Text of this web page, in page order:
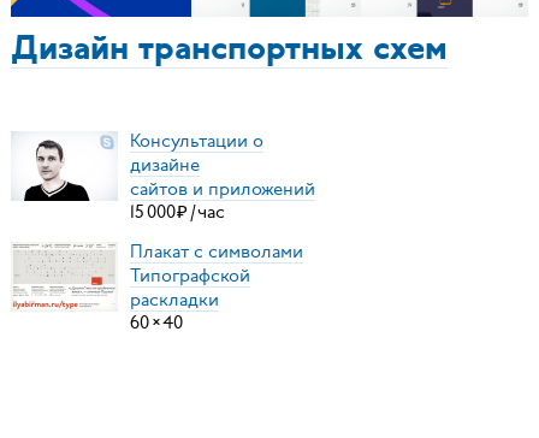
Дизайн транспортных схем
Консультации о
дизайне
сайтов и приложений
15000₽ /час
Плакат с символами
Типографской
раскладки
60×40